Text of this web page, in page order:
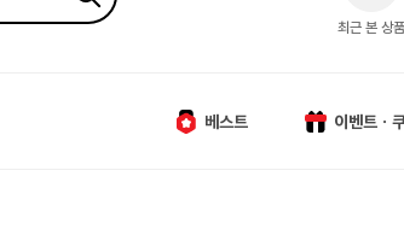
최근 본 상품
베스트 이벤트ㆍ